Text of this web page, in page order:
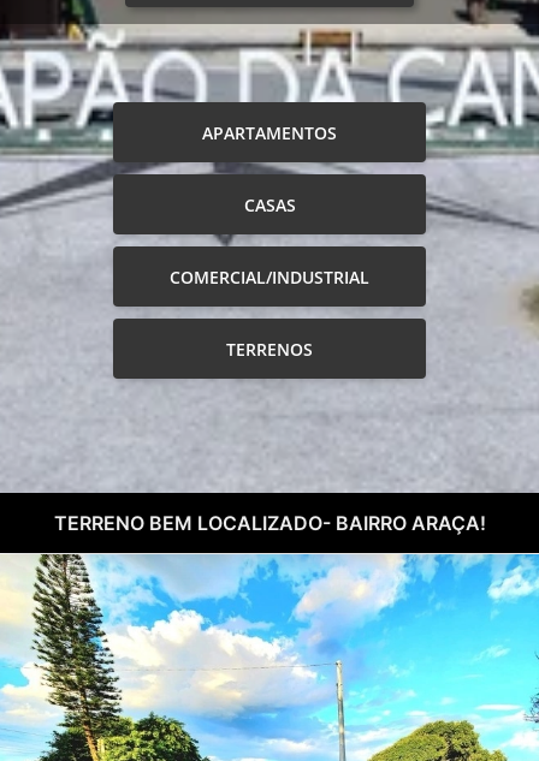
APARTAMENTOS
CASAS
COMERCIAL/INDUSTRIAL
TERRENOS
TERRENO BEM LOCALIZADO- BAIRRO ARAÇA!